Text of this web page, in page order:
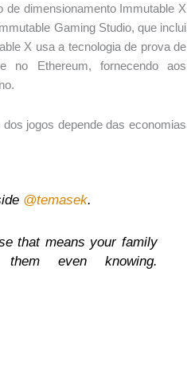
dimensionamento Immutable X
Gaming Studio, que inclui
X usa a tecnologia de prova de
no Ethereum, fornecendo aos
jogos depende das economias
@temasek.
that means your family
even knowing.